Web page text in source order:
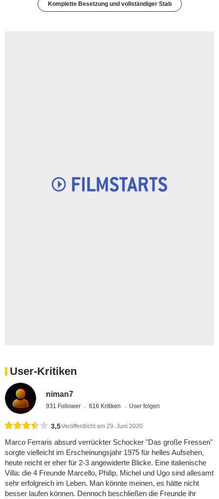
Komplette Besetzung und vollständiger Stab
User-Kritiken
niman7
931 Follower 616 Kritiken User folgen
3,5Veröffentlicht am 29. Juni 2020
Marco Ferraris absurd verrückter Schocker "Das große Fressen"
sorgte vielleicht im Erscheinungsjahr 1975 für helles Aufsehen,
heute reicht er eher für 2-3 angewiderte Blicke. Eine italienische
Villa: die 4 Freunde Marcello, Philip, Michel und Ugo sind allesamt
sehr erfolgreich im Leben. Man könnte meinen, es hätte nicht
besser laufen können. Dennoch beschließen die Freunde ihr